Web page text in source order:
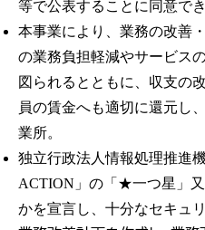
等で公表することに同意で
本事業により、業務の改善
の業務負担軽減やサービス
図られるとともに、収支の
員の賃金へも適切に還元し
業所。
独立行政法人情報処理推進
ACTION」の「★一つ星」
かを宣言し、十分なセキュ